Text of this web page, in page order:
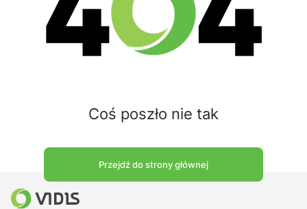
Coś poszło nie tak
Przejdź do strony głównej